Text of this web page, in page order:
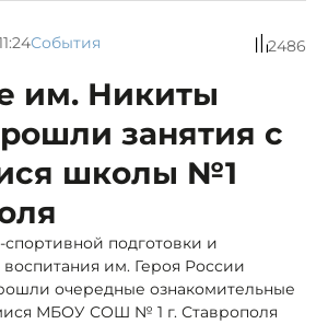
События 2486
им. Никиты
занятия с
школы №1
подготовки и
воспитания им. Героя России
очередные ознакомительные
МБОУ СОШ № 1 г. Ставрополя